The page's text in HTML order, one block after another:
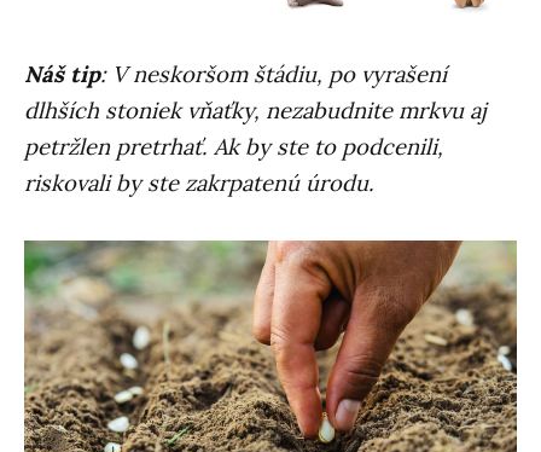
Náš tip: V neskoršom štádiu, po vyrašení
dlhších stoniek vňaťky, nezabudnite mrkvu aj
petržlen pretrhať. Ak by ste to podcenili,
riskovali by ste zakrpatenú úrodu.